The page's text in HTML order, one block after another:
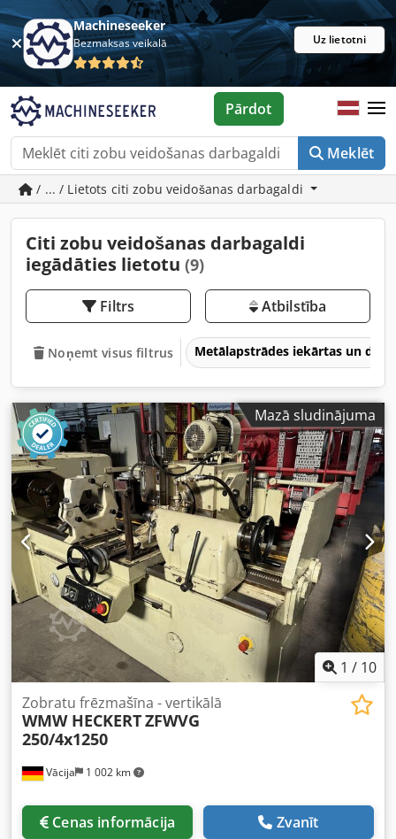
Machineseeker
Bezmaksas veikalā Uz lietotni
Meklēt
Pārdot
/ ... / Lietots citi zobu veidošanas darbagaldi
Citi zobu veidošanas darbagaldi
iegādāties lietotu (9)
Filtrs Atbilstība
Noņemt visus filtrus Metālapstrādes iekārtas un
Mazā sludinājuma
1 / 10
Vācija 1 002 km
Zobratu frēzmašīna - vertikālā
WMW HECKERTZFWVG
250/4x1250
Cenas informācija Zvanīt